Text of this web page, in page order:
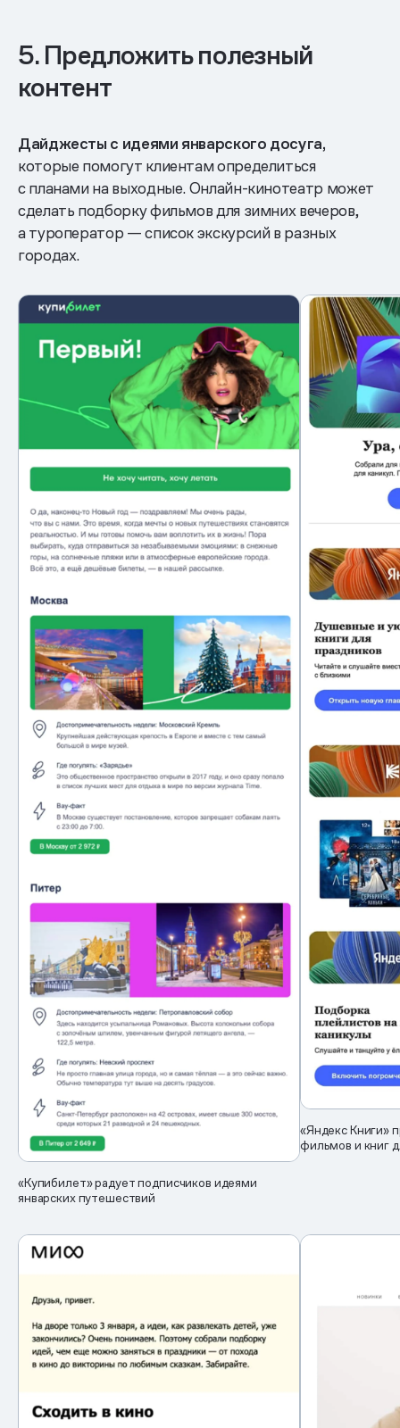
5. Предложить полезный
контент
Дайджесты с идеями январского досуга,
которые помогут клиентам определиться
с планами на выходные. Онлайн-кинотеатр может
сделать подборку фильмов для зимних вечеров,
а туроператор — список экскурсий в разных
городах.
«Купибилет» радует подписчиков идеями
январских путешествий
«Яндекс Книги»
фильмов и книг